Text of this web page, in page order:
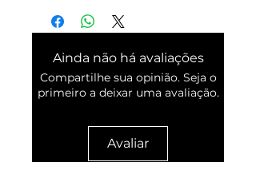
Ainda não há avaliações
Compartilhe sua opinião. Seja o
primeiro a deixar uma avaliação.
Avaliar